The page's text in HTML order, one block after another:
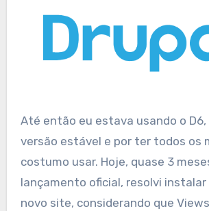
Até então eu estava usando o D6, por ser a
versão estável e por ter todos os
costumo usar. Hoje, quase 3
lançamento oficial, resolvi instalar
novo site, considerando que